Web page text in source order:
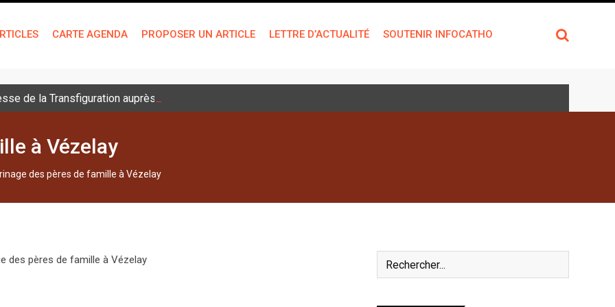
CARTE AGENDA PROPOSER UN ARTICLE LETTRE D’ACTUALITÉ SOUTENIR INFOCATHO
de la Transfiguration auprès des jeunes
à Vézelay
des pères de famille à Vézelay